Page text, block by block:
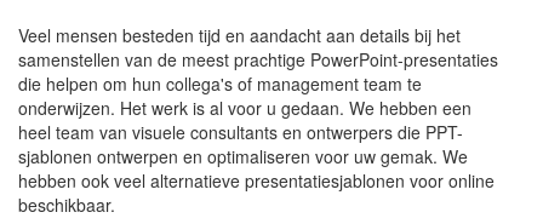
Veel mensen besteden tijd en aandacht aan details bij het
samenstellen van de meest prachtige PowerPoint-presentaties
die helpen om hun collega's of management team te
onderwijzen. Het werk is al voor u gedaan. We hebben een
heel team van visuele consultants en ontwerpers die PPT-
sjablonen ontwerpen en optimaliseren voor uw gemak. We
hebben ook veel alternatieve presentatiesjablonen voor online
beschikbaar.